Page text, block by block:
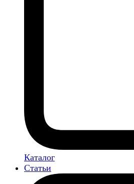
Каталог
Статьи